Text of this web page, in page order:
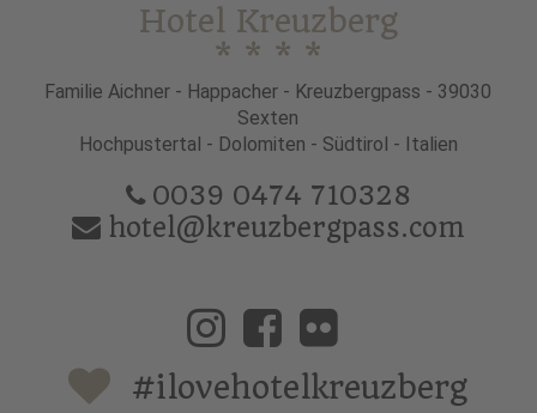
Hotel Kreuzberg
* * * *
Familie Aichner - Happacher - Kreuzbergpass - 39030
Sexten
Hochpustertal - Dolomiten - Südtirol - Italien
0039 0474 710328
hotel@kreuzbergpass.com
#ilovehotelkreuzberg